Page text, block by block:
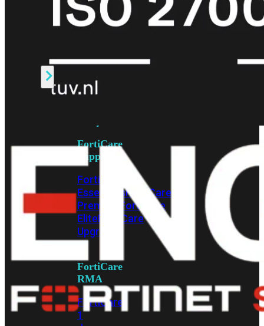
80FFortiWiFi
81F
Licentie
Alle
FortiCare
Support
FortiCare
EssentialsFortiCare
Premium
FortiCare
EliteFortiCare
Upgrades
FortiCare
RMA
FortiCare
1